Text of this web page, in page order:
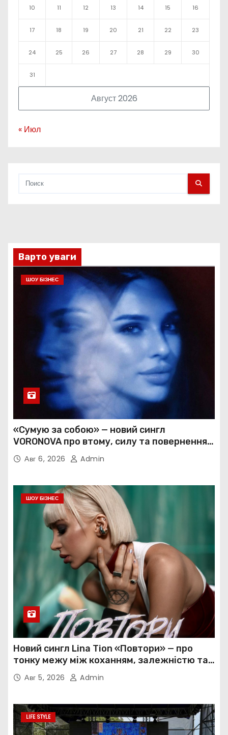
Август 2026
10 11 12 13 14 15 16
17 18 19 20 21 22 23
24 25 26 27 28 29 30
31
« Июл
Варто уваги
ШОУ БІЗНЕС
«Сумую за собою» — новий сингл
VORONOVA про втому, силу та повернення
до себе
Авг 6, 2026 Admin
ШОУ БІЗНЕС
Новий сингл Lina Tion «Повтори» — про
тонку межу між коханням, залежністю та
нав’язливою прив’язаністю
Авг 5, 2026 Admin
LIFE STYLE